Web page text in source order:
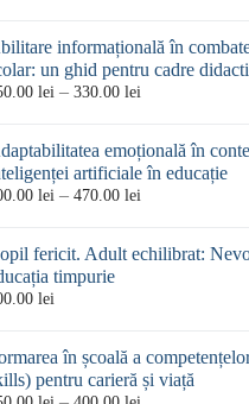
250.00 lei
până
la
informațională în
un ghid pentru cadre
lei – 330.00 leiInterval
150.00 lei
până
la
emoțională în
artificiale în educație
lei – 470.00 leiInterval
200.00 lei
fericit. Adult echilibrat:
timpurie
lei
în școală a
pentru carieră și viață
Interval